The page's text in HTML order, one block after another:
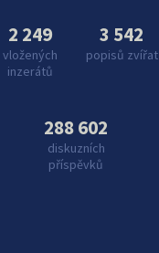
2 249
vložených
inzerátů
3 542
popisů zvířat
288 602
diskuzních
příspěvků